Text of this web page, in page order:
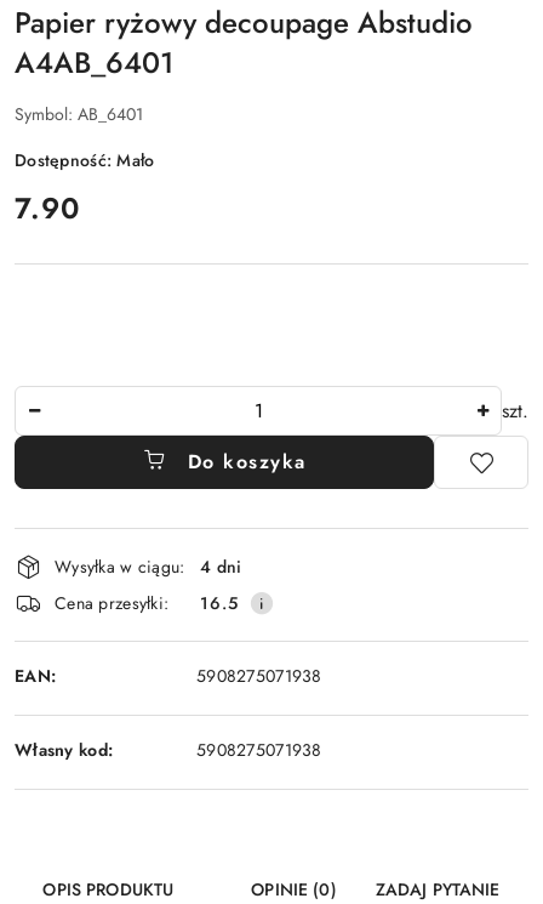
Papier ryżowy decoupage Abstudio
A4AB_6401
Symbol: AB_6401
Dostępność:Mało
cena:
7.90
szt.
Do koszyka
Dostępność
i
dostawa
Wysyłka w ciągu:
4 dni
Cena przesyłki:
16.5
EAN: 5908275071938
Własny kod: 5908275071938
OPIS PRODUKTU OPINIE (0) ZADAJ PYTANIE